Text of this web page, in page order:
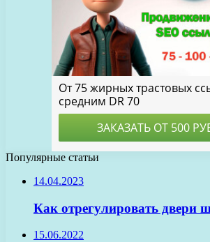
Популярные статьи
14.04.2023
Как отрегулировать двери
15.06.2022